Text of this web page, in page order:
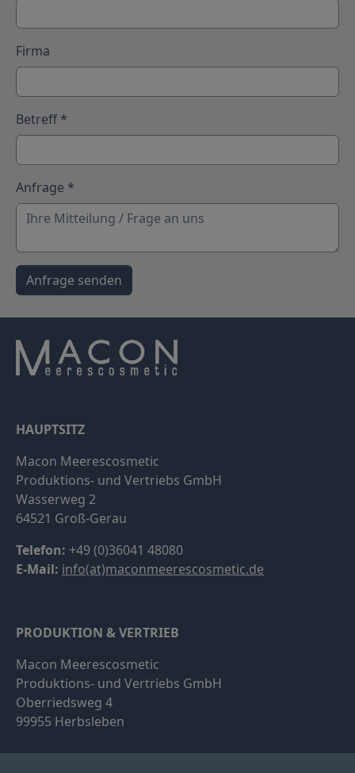
Firma
Betreff*
Anfrage *
Anfrage senden
HAUPTSITZ
Macon Meerescosmetic
Produktions- und Vertriebs GmbH
Wasserweg 2
64521 Groß-Gerau
Telefon: +49 (0)36041 48080
E-Mail: info(at)maconmeerescosmetic.de
PRODUKTION & VERTRIEB
Macon Meerescosmetic
Produktions- und Vertriebs GmbH
Oberriedsweg 4
99955 Herbsleben